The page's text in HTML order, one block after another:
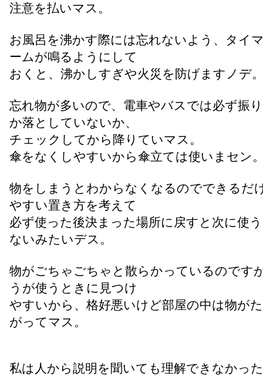
注意を払いマス。
お風呂を沸かす際には忘れないよう、タイ
ームが鳴るようにして
おくと、沸かしすぎや火災を防げますノデ
忘れ物が多いので、電車やバスでは必ず振
か落としていないか、
チェックしてから降りていマス。
傘をなくしやすいから傘立ては使いまセン
物をしまうとわからなくなるのでできるだ
やすい置き方を考えて
必ず使った後決まった場所に戻すと次に使
ないみたいデス。
物がごちゃごちゃと散らかっているのです
うが使うときに見つけ
やすいから、格好悪いけど部屋の中は物が
がってマス。
私は人から説明を聞いても理解できなかっ